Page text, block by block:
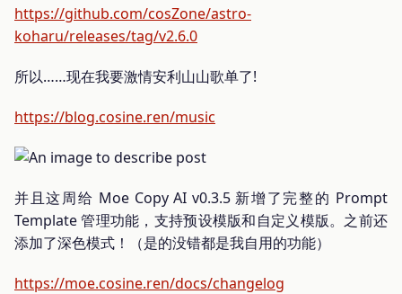
https://github.com/cosZone/astro-
koharu/releases/tag/v2.6.0
所以……现在我要激情安利山山歌单了!
https://blog.cosine.ren/music
并且这周给 Moe Copy AI v0.3.5 新增了完整的 Prompt
Template 管理功能，支持预设模版和自定义模版。之前还
添加了深色模式！（是的没错都是我自用的功能）
https://moe.cosine.ren/docs/changelog